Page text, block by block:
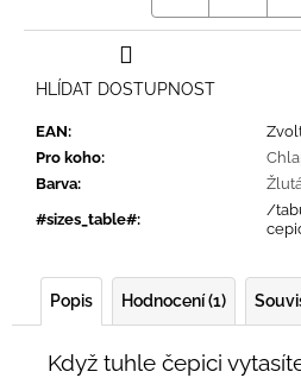
EAN:
Pro koho:
Barva:
#sizes_table#:
/
HLÍDAT DOSTUPNOST
Popis Hodnocení (1)
Když tuhle čepici